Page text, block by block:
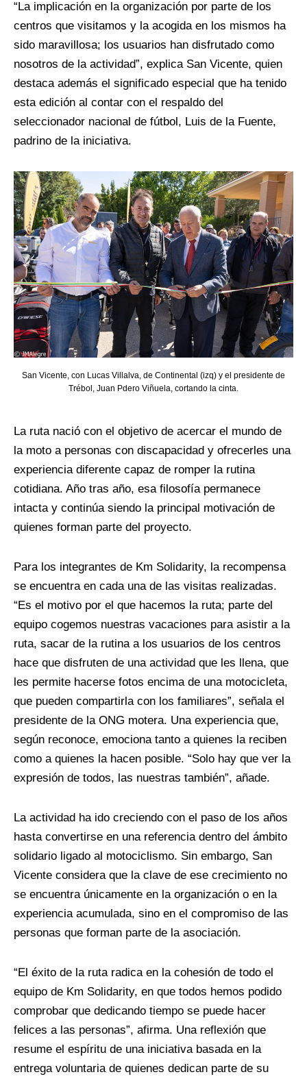
“La implicación en la organización por parte de los
centros que visitamos y la acogida en los mismos ha
sido maravillosa; los usuarios han disfrutado como
nosotros de la actividad”, explica San Vicente, quien
destaca además el significado especial que ha tenido
esta edición al contar con el respaldo del
seleccionador nacional de fútbol, Luis de la Fuente,
padrino de la iniciativa.
San Vicente, con Lucas Villalva, de Continental (izq) y el presidente de
Trébol, Juan Pdero Viñuela, cortando la cinta.
La ruta nació con el objetivo de acercar el mundo de
la moto a personas con discapacidad y ofrecerles una
experiencia diferente capaz de romper la rutina
cotidiana. Año tras año, esa filosofía permanece
intacta y continúa siendo la principal motivación de
quienes forman parte del proyecto.
Para los integrantes de Km Solidarity, la recompensa
se encuentra en cada una de las visitas realizadas.
“Es el motivo por el que hacemos la ruta; parte del
equipo cogemos nuestras vacaciones para asistir a la
ruta, sacar de la rutina a los usuarios de los centros
hace que disfruten de una actividad que les llena, que
les permite hacerse fotos encima de una motocicleta,
que pueden compartirla con los familiares”, señala el
presidente de la ONG motera. Una experiencia que,
según reconoce, emociona tanto a quienes la reciben
como a quienes la hacen posible. “Solo hay que ver la
expresión de todos, las nuestras también”, añade.
La actividad ha ido creciendo con el paso de los años
hasta convertirse en una referencia dentro del ámbito
solidario ligado al motociclismo. Sin embargo, San
Vicente considera que la clave de ese crecimiento no
se encuentra únicamente en la organización o en la
experiencia acumulada, sino en el compromiso de las
personas que forman parte de la asociación.
“El éxito de la ruta radica en la cohesión de todo el
equipo de Km Solidarity, en que todos hemos podido
comprobar que dedicando tiempo se puede hacer
felices a las personas”, afirma. Una reflexión que
resume el espíritu de una iniciativa basada en la
entrega voluntaria de quienes dedican parte de su